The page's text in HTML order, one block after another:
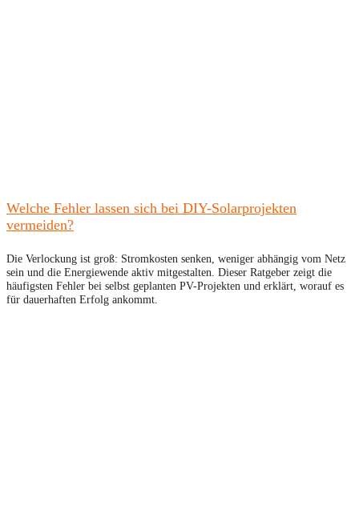
Welche Fehler lassen sich bei DIY-Solarprojekten
vermeiden?
Die Verlockung ist groß: Stromkosten senken, weniger abhängig vom Netz
sein und die Energiewende aktiv mitgestalten. Dieser Ratgeber zeigt die
häufigsten Fehler bei selbst geplanten PV-Projekten und erklärt, worauf es
für dauerhaften Erfolg ankommt.